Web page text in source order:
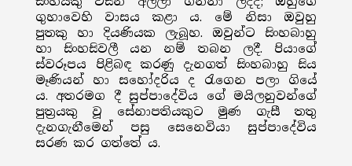
ගුහාවෙහි වාසය කළා ය. මේ නිසා ඔවුහු
පුතකු හා දියණියක ලැබූහ. ඔවුන්ට සිංහබාහු
හා සිංහසිවලී යන නම් තබන ලදී. පියාගේ
ස්වරූපය පිළිබඳ කරණු දැනගත් සිංහබාහු සිය
මෑණියන් හා සහෝදරිය ද රැගෙන පලා ගියේ
ය. අතරමග දී සුප්පාදේවිය ගේ මයිලනුවන්ගේ
පුත්‍රයකු වූ සේනාපතියකුට මුණ ගැසී තතු
දැනගැනීමෙන් පසු සෙනෙවියා සුප්පාදේවිය
සරණ කර ගත්තේ ය.